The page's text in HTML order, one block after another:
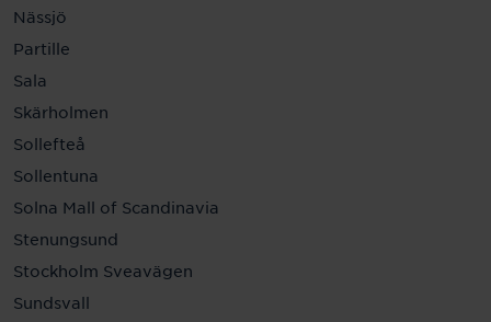
Nässjö
Partille
Sala
Skärholmen
Sollefteå
Sollentuna
Solna Mall of Scandinavia
Stenungsund
Stockholm Sveavägen
Sundsvall